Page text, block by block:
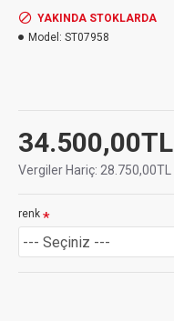
34.500,00TL
Vergiler Hariç: 28.750,00TL
YAKINDA STOKLARDA
Model: ST07958
renk